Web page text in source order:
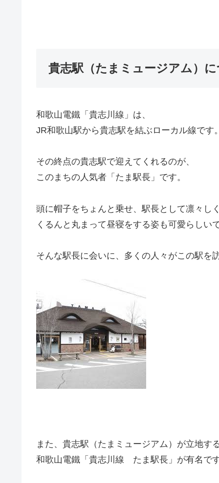
貴志駅（たまミュージアム）に
和歌山電鐵「貴志川線」は、
JR和歌山駅から貴志駅を結ぶローカル線です。
その終点の貴志駅で迎えてくれるのが、
このまちの人気者「たま駅長」です。
頭に帽子をちょんと乗せ、駅長として凛々し
くるんと丸まって昼寝をする姿も可愛らしいで
そんな駅長に会いに、多くの人々がこの駅を
また、貴志駅（たまミュージアム）が立地す
和歌山電鐵「貴志川線 たま駅長」が有名です